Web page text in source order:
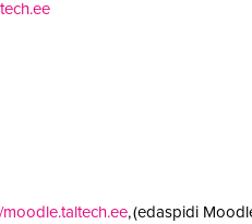
moodle.taltech.ee, (edaspidi